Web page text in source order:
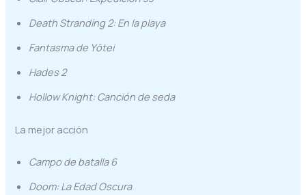
Death Stranding 2: En la playa
Fantasma de Yōtei
Hades 2
Hollow Knight: Canción de seda
La mejor acción
Campo de batalla 6
Doom: La Edad Oscura